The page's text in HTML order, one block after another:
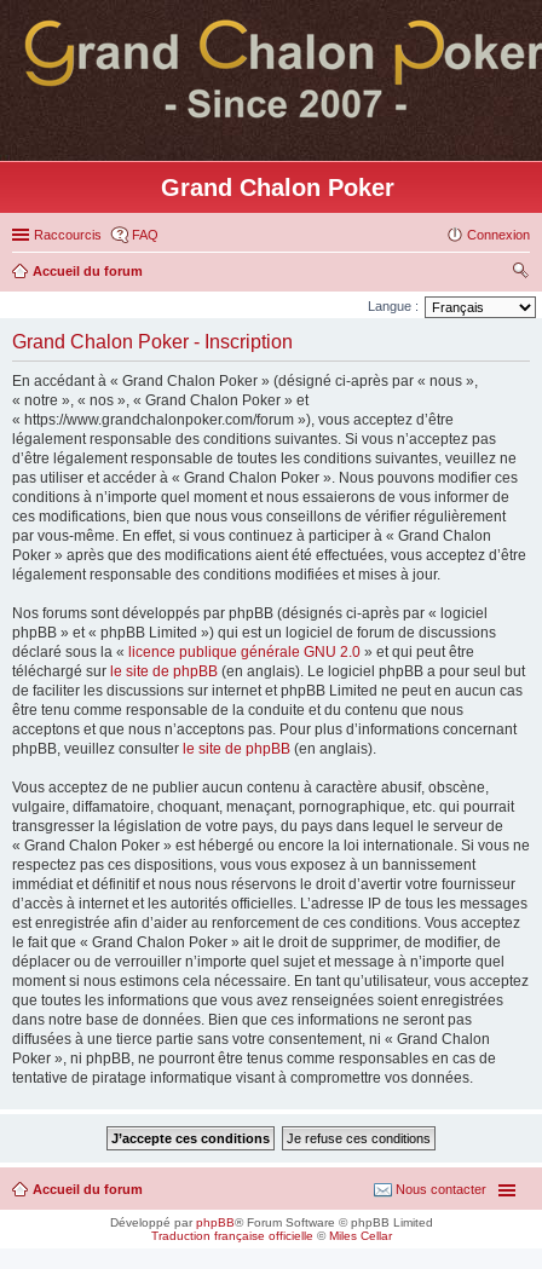
Grand Chalon Poker
Raccourcis FAQ Connexion
Accueil du forum
ec
ch
Langue :
Grand Chalon Poker - Inscription
En accédant à « Grand Chalon Poker » (désigné ci-après par « nous »,
« notre », « nos », « Grand Chalon Poker » et
« https://www.grandchalonpoker.com/forum »), vous acceptez d’être
légalement responsable des conditions suivantes. Si vous n’acceptez pas
d’être légalement responsable de toutes les conditions suivantes, veuillez ne
pas utiliser et accéder à « Grand Chalon Poker ». Nous pouvons modifier ces
conditions à n’importe quel moment et nous essaierons de vous informer de
ces modifications, bien que nous vous conseillons de vérifier régulièrement
par vous-même. En effet, si vous continuez à participer à « Grand Chalon
Poker » après que des modifications aient été effectuées, vous acceptez d’être
légalement responsable des conditions modifiées et mises à jour.
Nos forums sont développés par phpBB (désignés ci-après par « logiciel
phpBB » et « phpBB Limited ») qui est un logiciel de forum de discussions
déclaré sous la « licence publique générale GNU 2.0 » et qui peut être
téléchargé sur le site de phpBB (en anglais). Le logiciel phpBB a pour seul but
de faciliter les discussions sur internet et phpBB Limited ne peut en aucun cas
être tenu comme responsable de la conduite et du contenu que nous
acceptons et que nous n’acceptons pas. Pour plus d’informations concernant
phpBB, veuillez consulter le site de phpBB (en anglais).
Vous acceptez de ne publier aucun contenu à caractère abusif, obscène,
vulgaire, diffamatoire, choquant, menaçant, pornographique, etc. qui pourrait
transgresser la législation de votre pays, du pays dans lequel le serveur de
« Grand Chalon Poker » est hébergé ou encore la loi internationale. Si vous ne
respectez pas ces dispositions, vous vous exposez à un bannissement
immédiat et définitif et nous nous réservons le droit d’avertir votre fournisseur
d’accès à internet et les autorités officielles. L’adresse IP de tous les messages
est enregistrée afin d’aider au renforcement de ces conditions. Vous acceptez
le fait que « Grand Chalon Poker » ait le droit de supprimer, de modifier, de
déplacer ou de verrouiller n’importe quel sujet et message à n’importe quel
moment si nous estimons cela nécessaire. En tant qu’utilisateur, vous acceptez
que toutes les informations que vous avez renseignées soient enregistrées
dans notre base de données. Bien que ces informations ne seront pas
diffusées à une tierce partie sans votre consentement, ni « Grand Chalon
Poker », ni phpBB, ne pourront être tenus comme responsables en cas de
tentative de piratage informatique visant à compromettre vos données.
Accueil du forum Nous contacter
Développé parphpBB® Forum Software © phpBB Limited
Traduction française officielle ©Miles Cellar